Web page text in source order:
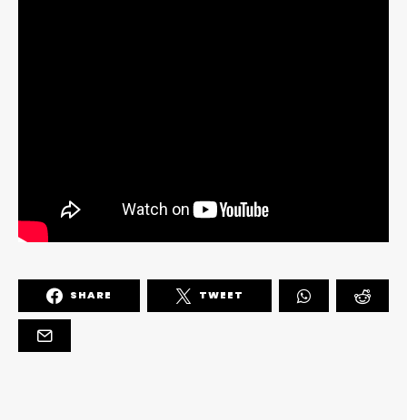
SHARE TWEET